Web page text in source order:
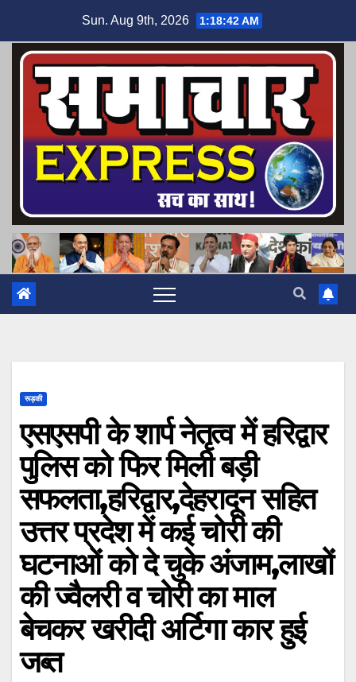
content
Sun. Aug 9th, 2026 1:18:43 AM
रूड़की
एसएसपी के शार्प नेतृत्व में हरिद्वार
पुलिस को फिर मिली बड़ी
सफलता,हरिद्वार,देहरादून सहित
उत्तर प्रदेश में कई चोरी की
घटनाओं को दे चुके अंजाम,लाखों
की ज्वैलरी व चोरी का माल
बेचकर खरीदी अर्टिगा कार हुई
जब्त